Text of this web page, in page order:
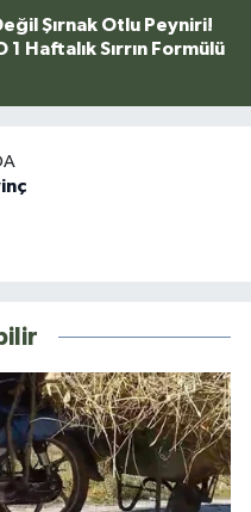
Şırnak Otlu Peyniri!
1 Haftalık Sırrın Formülü